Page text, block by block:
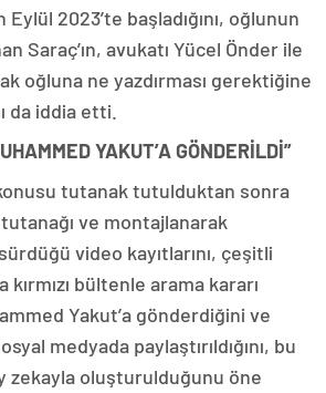
2023’te başladığını, oğlunun
Saraç’ın, avukatı Yücel Önder ile
oğluna ne yazdırması gerektiğine
da iddia etti.
YAKUT’A GÖNDERİLDİ”
tutanak tutulduktan sonra
tutanağı ve montajlanarak
sürdüğü video kayıtlarını, çeşitli
kırmızı bültenle arama kararı
Yakut’a gönderdiğini ve
medyada paylaştırıldığını, bu
zekayla oluşturulduğunu öne